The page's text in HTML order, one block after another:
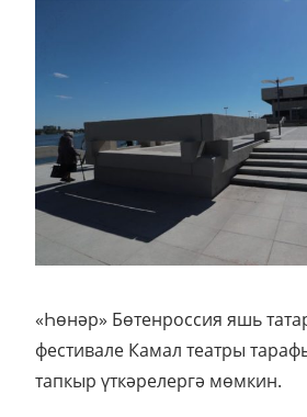
«Һөнәр» Бөтенроссия яшь
фестивале Камал театры
тапкыр үткәрелергә мөмкин.